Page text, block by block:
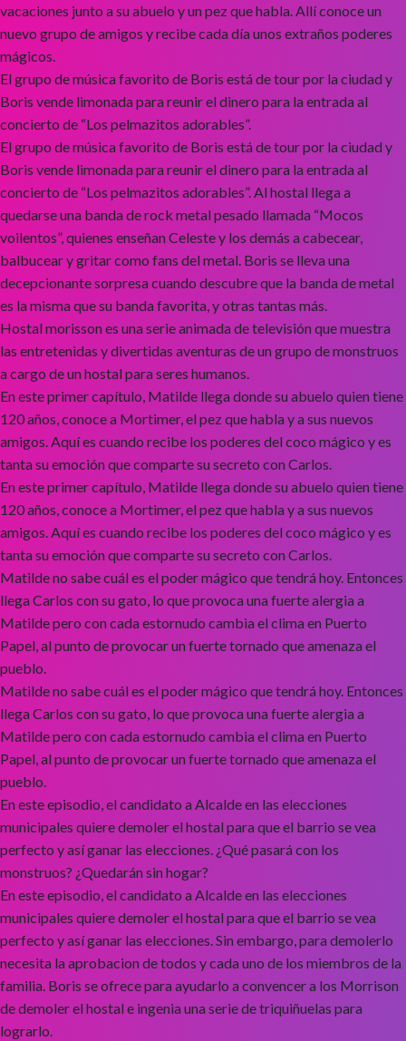
vacaciones junto a su abuelo y un pez que habla. Allí conoce un
nuevo grupo de amigos y recibe cada día unos extraños poderes
mágicos.
El grupo de música favorito de Boris está de tour por la ciudad y
Boris vende limonada para reunir el dinero para la entrada al
concierto de “Los pelmazitos adorables”.
El grupo de música favorito de Boris está de tour por la ciudad y
Boris vende limonada para reunir el dinero para la entrada al
concierto de “Los pelmazitos adorables”. Al hostal llega a
quedarse una banda de rock metal pesado llamada “Mocos
voilentos”, quienes enseñan Celeste y los demás a cabecear,
balbucear y gritar como fans del metal. Boris se lleva una
decepcionante sorpresa cuando descubre que la banda de metal
es la misma que su banda favorita, y otras tantas más.
Hostal morisson es una serie animada de televisión que muestra
las entretenidas y divertidas aventuras de un grupo de monstruos
a cargo de un hostal para seres humanos.
En este primer capítulo, Matilde llega donde su abuelo quien tiene
120 años, conoce a Mortimer, el pez que habla y a sus nuevos
amigos. Aquí es cuando recibe los poderes del coco mágico y es
tanta su emoción que comparte su secreto con Carlos.
En este primer capítulo, Matilde llega donde su abuelo quien tiene
120 años, conoce a Mortimer, el pez que habla y a sus nuevos
amigos. Aquí es cuando recibe los poderes del coco mágico y es
tanta su emoción que comparte su secreto con Carlos.
Matilde no sabe cuál es el poder mágico que tendrá hoy. Entonces
llega Carlos con su gato, lo que provoca una fuerte alergia a
Matilde pero con cada estornudo cambia el clima en Puerto
Papel, al punto de provocar un fuerte tornado que amenaza el
pueblo.
Matilde no sabe cuál es el poder mágico que tendrá hoy. Entonces
llega Carlos con su gato, lo que provoca una fuerte alergia a
Matilde pero con cada estornudo cambia el clima en Puerto
Papel, al punto de provocar un fuerte tornado que amenaza el
pueblo.
En este episodio, el candidato a Alcalde en las elecciones
municipales quiere demoler el hostal para que el barrio se vea
perfecto y así ganar las elecciones. ¿Qué pasará con los
monstruos? ¿Quedarán sin hogar?
En este episodio, el candidato a Alcalde en las elecciones
municipales quiere demoler el hostal para que el barrio se vea
perfecto y así ganar las elecciones. Sin embargo, para demolerlo
necesita la aprobacion de todos y cada uno de los miembros de la
familia. Boris se ofrece para ayudarlo a convencer a los Morrison
de demoler el hostal e ingenia una serie de triquiñuelas para
lograrlo.